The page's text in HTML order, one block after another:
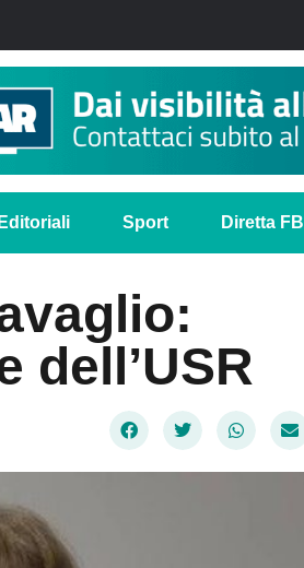
Editoriali Sport Diretta FB
dell’USR